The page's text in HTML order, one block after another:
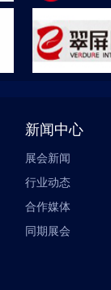
新闻中心
展会新闻
行业动态
合作媒体
同期展会